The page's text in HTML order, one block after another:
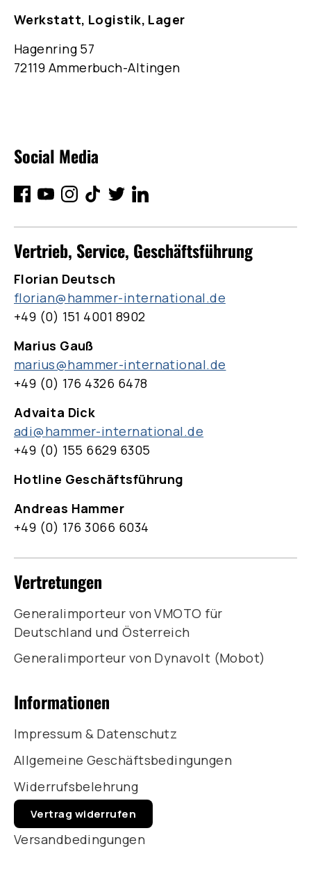
Werkstatt, Logistik, Lager
Hagenring 57
72119 Ammerbuch-Altingen
Social Media
Vertrieb, Service, Geschäftsführung
Florian Deutsch
florian@hammer-international.de
+49 (0) 151 4001 8902
Marius Gauß
marius@hammer-international.de
+49 (0) 176 4326 6478
Advaita Dick
adi@hammer-international.de
+49 (0) 155 6629 6305
Hotline Geschäftsführung
Andreas Hammer
+49 (0) 176 3066 6034
Vertretungen
Generalimporteur von VMOTO für
Deutschland und Österreich
Generalimporteur von Dynavolt (Mobot)
Informationen
Impressum & Datenschutz
Allgemeine Geschäftsbedingungen
Widerrufsbelehrung
Vertrag widerrufen
Versandbedingungen